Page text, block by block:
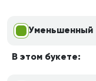
Уменьшенный
В этом букете: